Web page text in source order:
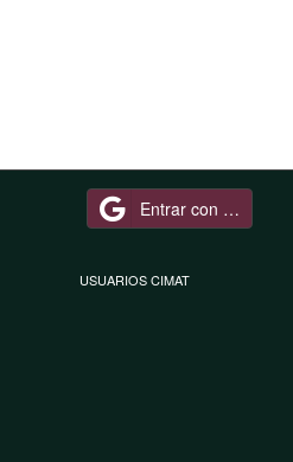
Entrar con Google
USUARIOS CIMAT